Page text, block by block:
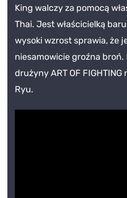
King walczy za pomocą
Thai. Jest właścicielką
wysoki wzrost sprawia, że
niesamowicie groźna broń.
drużyny ART OF
Ryu.